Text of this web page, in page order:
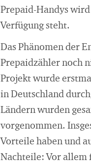
Prepaid-Handys
Verfügung steht.
Das Phänomen der
Prepaidzähler noch
Projekt wurde
in Deutschland
Ländern wurden
vorgenommen.
Vorteile haben und
Nachteile: Vor allem